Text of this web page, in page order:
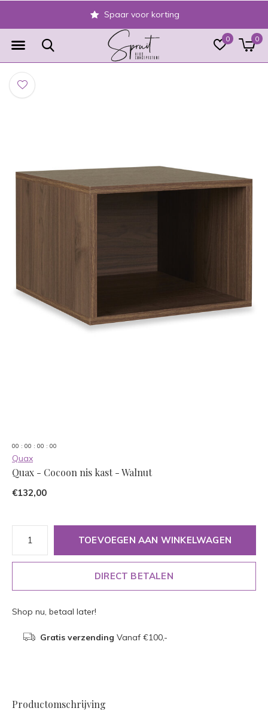
0 0
Spaar voor korting
00 : 00 : 00 : 00
Quax
Quax - Cocoon nis kast - Walnut
€132,00
TOEVOEGEN AAN WINKELWAGEN
DIRECT BETALEN
Shop nu, betaal later!
Gratis verzending Vanaf €100,-
Productomschrijving